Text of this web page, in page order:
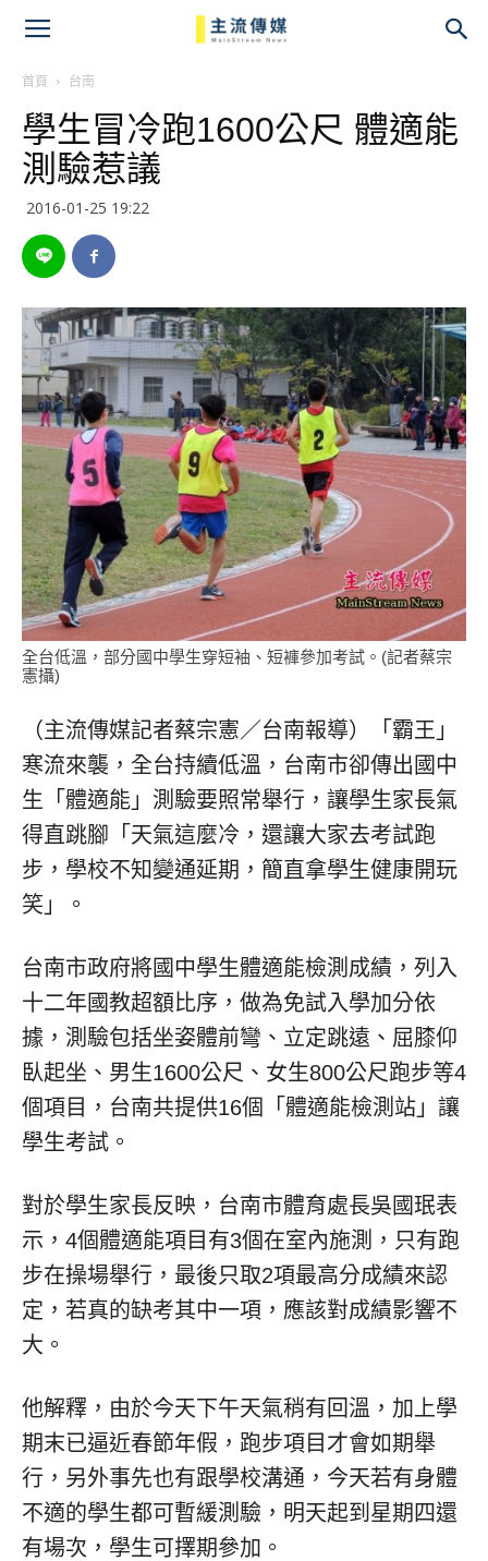
首頁 台南
學生冒冷跑1600公尺 體適能
測驗惹議
2016-01-25 19:22
全台低溫，部分國中學生穿短袖、短褲參加考試。(記者蔡宗
憲攝)
（主流傳媒記者蔡宗憲／台南報導）「霸王」
寒流來襲，全台持續低溫，台南市卻傳出國中
生「體適能」測驗要照常舉行，讓學生家長氣
得直跳腳「天氣這麼冷，還讓大家去考試跑
步，學校不知變通延期，簡直拿學生健康開玩
笑」。
台南市政府將國中學生體適能檢測成績，列入
十二年國教超額比序，做為免試入學加分依
據，測驗包括坐姿體前彎、立定跳遠、屈膝仰
臥起坐、男生1600公尺、女生800公尺跑步等4
個項目，台南共提供16個「體適能檢測站」讓
學生考試。
對於學生家長反映，台南市體育處長吳國珉表
示，4個體適能項目有3個在室內施測，只有跑
步在操場舉行，最後只取2項最高分成績來認
定，若真的缺考其中一項，應該對成績影響不
大。
他解釋，由於今天下午天氣稍有回溫，加上學
期末已逼近春節年假，跑步項目才會如期舉
行，另外事先也有跟學校溝通，今天若有身體
不適的學生都可暫緩測驗，明天起到星期四還
有場次，學生可擇期參加。